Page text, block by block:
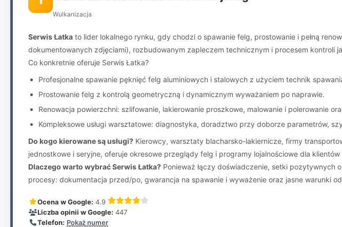
Wulkanizacja
Serwis Łatka to lider lokalnego rynku, gdy chodzi o spawanie felg, prostowanie i pełną
dokumentowanych zdjęciami), rozbudowanym zapleczem technicznym i procesem
Co konkretnie oferuje Serwis Łatka?
Profesjonalne spawanie pęknięć felg aluminiowych i stalowych z użyciem technik
Prostowanie felg z kontrolą geometryczną i dynamicznym wyważaniem po naprawie.
Renowacja powierzchni: szlifowanie, lakierowanie proszkowe, malowanie i polerowanie
Kompleksowe usługi warsztatowe: diagnostyka, doradztwo przy doborze parametrów,
Do kogo kierowane są usługi? Kierowcy, warsztaty blacharsko-lakiernicze, firmy
jednostkowe i seryjne, oferuje okresowe przeglądy felg i programy lojalnościowe dla
Dlaczego warto wybrać Serwis Łatka? Ponieważ łączy doświadczenie, setki pozytywnych
procesy: dokumentacja przed/po, gwarancja na spawanie i wyważenie oraz jasne warunki
Ocena w Google: 4.9
Liczba opinii w Google: 447
Telefon: Pokaż numer